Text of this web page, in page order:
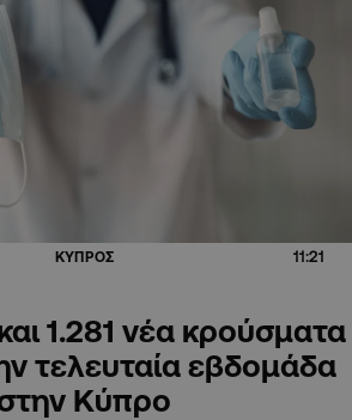
ΚΥΠΡΟΣ 11:21
1.281 νέα κρούσματα
τελευταία εβδομάδα
Κύπρο